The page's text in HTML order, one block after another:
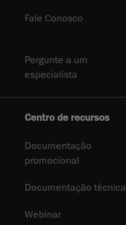
Fale Conosco
Pergunte a um
especialista
Centro de recursos
Documentação
promocional
Documentação técnica
Webinar